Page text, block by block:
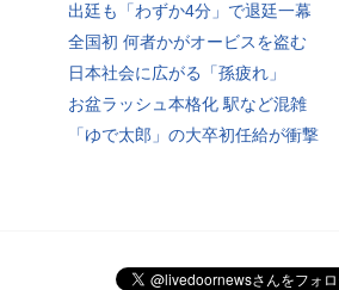
出廷も「わずか4分」で退廷一幕
全国初 何者かがオービスを盗む
日本社会に広がる「孫疲れ」
お盆ラッシュ本格化 駅など混雑
「ゆで太郎」の大卒初任給が衝撃